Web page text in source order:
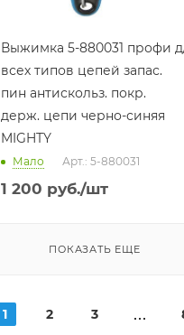
Выжимка 5-880031 профи
всех типов цепей запас.
пин антискольз. покр.
держ. цепи черно-синяя
MIGHTY
Мало Арт.: 5-880031
1 200 руб./шт
ПОКАЗАТЬ ЕЩЕ
1 2 3